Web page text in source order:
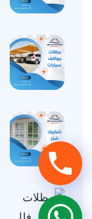
تحدث
معنا
الجوال
تحدث